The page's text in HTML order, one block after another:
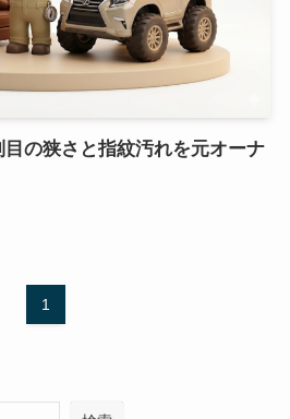
の狭さと指紋汚れを元オーナ
1